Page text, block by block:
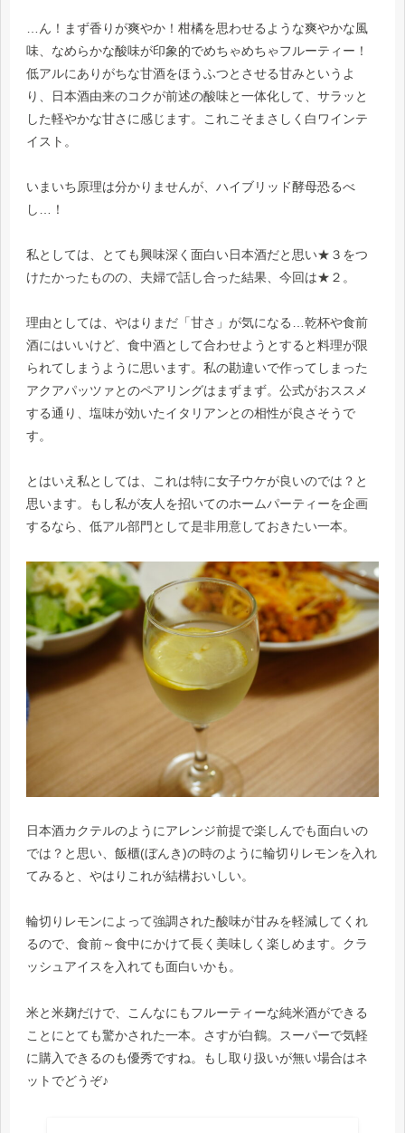
…ん！まず香りが爽やか！柑橘を思わせるような爽やかな風
味、なめらかな酸味が印象的でめちゃめちゃフルーティー！
低アルにありがちな甘酒をほうふつとさせる甘みというよ
り、日本酒由来のコクが前述の酸味と一体化して、サラッと
した軽やかな甘さに感じます。これこそまさしく白ワインテ
イスト。
いまいち原理は分かりませんが、ハイブリッド酵母恐るべ
し…！
私としては、とても興味深く面白い日本酒だと思い★３をつ
けたかったものの、夫婦で話し合った結果、今回は★２。
理由としては、やはりまだ「甘さ」が気になる…乾杯や食前
酒にはいいけど、食中酒として合わせようとすると料理が限
られてしまうように思います。私の勘違いで作ってしまった
アクアパッツァとのペアリングはまずまず。公式がおススメ
する通り、塩味が効いたイタリアンとの相性が良さそうで
す。
とはいえ私としては、これは特に女子ウケが良いのでは？と
思います。もし私が友人を招いてのホームパーティーを企画
するなら、低アル部門として是非用意しておきたい一本。
日本酒カクテルのようにアレンジ前提で楽しんでも面白いの
では？と思い、飯櫃(ぼんき)の時のように輪切りレモンを入れ
てみると、やはりこれが結構おいしい。
輪切りレモンによって強調された酸味が甘みを軽減してくれ
るので、食前～食中にかけて長く美味しく楽しめます。クラ
ッシュアイスを入れても面白いかも。
米と米麹だけで、こんなにもフルーティーな純米酒ができる
ことにとても驚かされた一本。さすが白鶴。スーパーで気軽
に購入できるのも優秀ですね。もし取り扱いが無い場合はネ
ットでどうぞ♪